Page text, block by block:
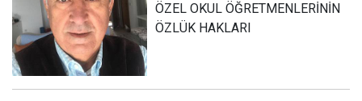
ÖZEL OKUL ÖĞRETMENLERİNİN
ÖZLÜK HAKLARI